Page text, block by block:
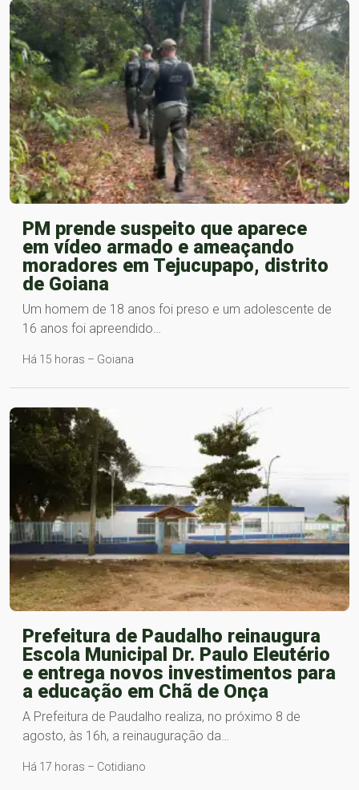
PM prende suspeito que aparece
em vídeo armado e ameaçando
moradores em Tejucupapo, distrito
de Goiana
Um homem de 18 anos foi preso e um adolescente de
16 anos foi apreendido…
Há 15 horas – Goiana
Prefeitura de Paudalho reinaugura
Escola Municipal Dr. Paulo Eleutério
e entrega novos investimentos para
a educação em Chã de Onça
A Prefeitura de Paudalho realiza, no próximo 8 de
agosto, às 16h, a reinauguração da…
Há 17 horas – Cotidiano